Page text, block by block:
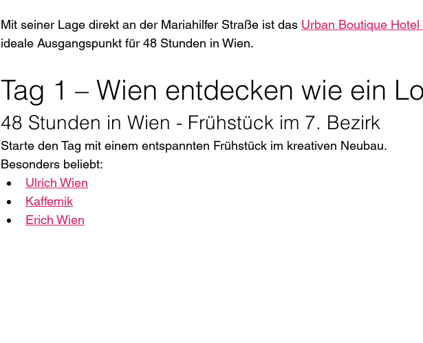
Mit seiner Lage direkt an der Mariahilfer Straße ist das Urban Boutique Hotel
ideale Ausgangspunkt für 48 Stunden in Wien.
Tag 1 – Wien entdecken wie ein
48 Stunden in Wien - Frühstück im 7. Bezirk
Starte den Tag mit einem entspannten Frühstück im kreativen Neubau.
Besonders beliebt:
Ulrich Wien
Kaffemik
Erich Wien